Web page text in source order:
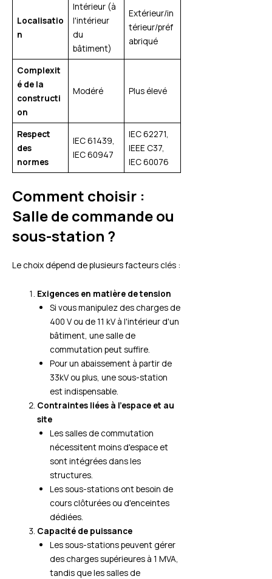
Localisatio
n
Intérieur (à
l'intérieur
du
bâtiment)
Extérieur/in
térieur/préf
abriqué
Complexit
é de la
constructi
on
Modéré Plus élevé
Respect
des
normes
IEC 61439,
IEC 60947
IEC 62271,
IEEE C37,
IEC 60076
Comment choisir :
Salle de commande ou
sous-station ?
Le choix dépend de plusieurs facteurs clés :
Exigences en matière de tension
Si vous manipulez des charges de
400 V ou de 11 kV à l'intérieur d'un
bâtiment, une salle de
commutation peut suffire.
Pour un abaissement à partir de
33kV ou plus, une sous-station
est indispensable.
Contraintes liées à l'espace et au
site
Les salles de commutation
nécessitent moins d'espace et
sont intégrées dans les
structures.
Les sous-stations ont besoin de
cours clôturées ou d'enceintes
dédiées.
Capacité de puissance
Les sous-stations peuvent gérer
des charges supérieures à 1 MVA,
tandis que les salles de